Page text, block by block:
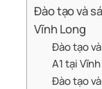
Đào tạo và
Vĩnh Long
Đào tạo
A1 tại
Đào tạo